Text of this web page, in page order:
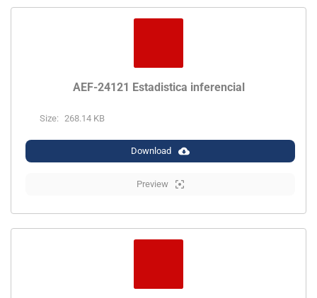
AEF-24121 Estadistica inferencial
Size: 268.14 KB
Download
Preview